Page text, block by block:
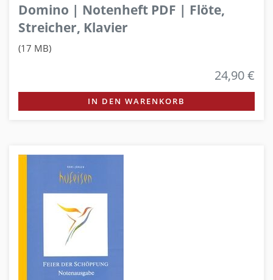
Domino | Notenheft PDF | Flöte,
Streicher, Klavier
(17 MB)
24,90 €
IN DEN WARENKORB